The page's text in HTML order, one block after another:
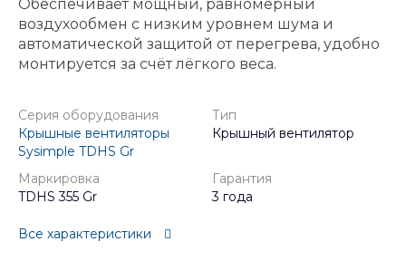
Обеспечивает мощный, равномерный
воздухообмен с низким уровнем шума и
автоматической защитой от перегрева, удобно
монтируется за счёт лёгкого веса.
Серия оборудования
Крышные вентиляторы
Sysimple TDHS Gr
Тип
Крышный вентилятор
Маркировка
TDHS 355 Gr
Гарантия
3 года
Все характеристики